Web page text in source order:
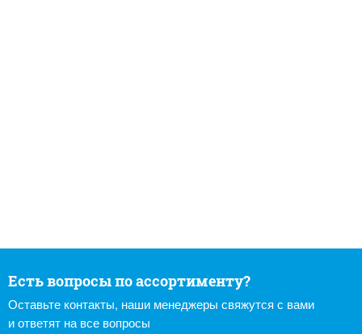
Есть вопросы по ассортименту?
Оставьте контакты, наши менеджеры свяжутся с вами
и ответят на все вопросы